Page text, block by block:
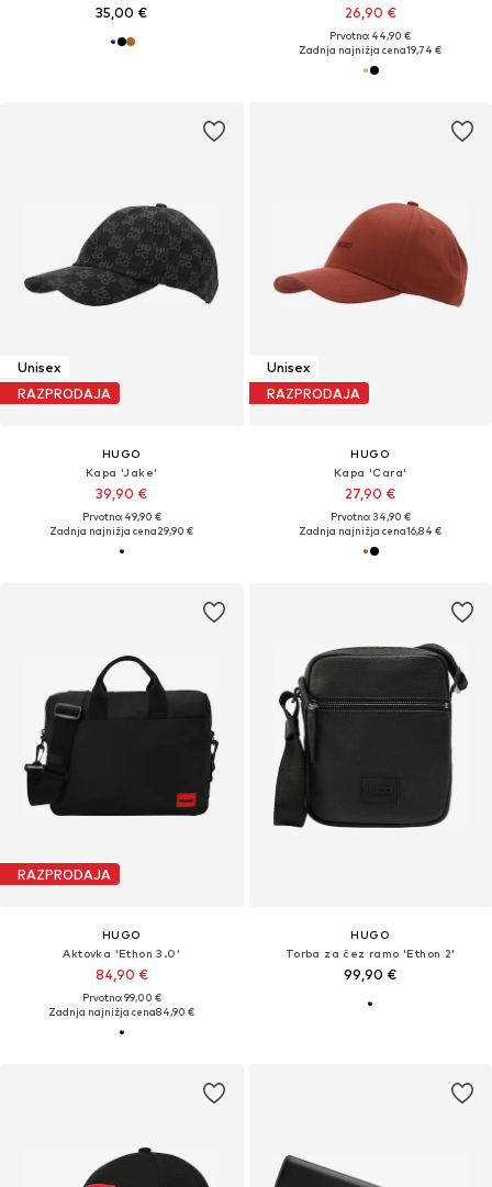
35,00 € 26,90 €
Prvotno: 44,90 €
Zadnja najnižja cena19,74 €
Unisex
RAZPRODAJA
HUGO
Kapa 'Jake'
39,90 €
Prvotno: 49,90 €
Zadnja najnižja cena29,90 €
Unisex
RAZPRODAJA
HUGO
Kapa 'Cara'
27,90 €
Prvotno: 34,90 €
Zadnja najnižja cena16,84 €
RAZPRODAJA
HUGO
Aktovka 'Ethon 3.0'
84,90 €
Prvotno: 99,00 €
Zadnja najnižja cena84,90 €
HUGO
Torba za čez ramo 'Ethon 2'
99,90 €